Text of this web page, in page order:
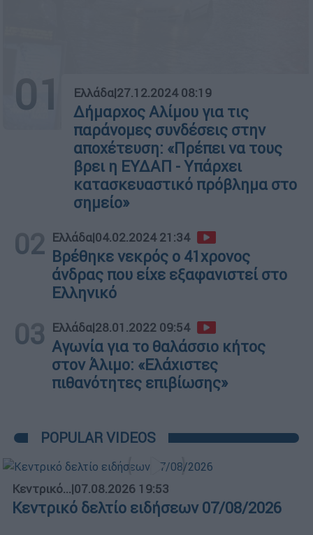
01 Ελλάδα|27.12.2024 08:19
Δήμαρχος Αλίμου για τις
παράνομες συνδέσεις στην
αποχέτευση: «Πρέπει να τους
βρει η ΕΥΔΑΠ - Υπάρχει
κατασκευαστικό πρόβλημα στο
σημείο»
02 Ελλάδα|04.02.2024 21:34
Βρέθηκε νεκρός ο 41χρονος
άνδρας που είχε εξαφανιστεί στο
Ελληνικό
03 Ελλάδα|28.01.2022 09:54
Αγωνία για το θαλάσσιο κήτος
στον Άλιμο: «Ελάχιστες
πιθανότητες επιβίωσης»
POPULAR VIDEOS
Κεντρικό...|07.08.2026 19:53
Κεντρικό δελτίο ειδήσεων 07/08/2026